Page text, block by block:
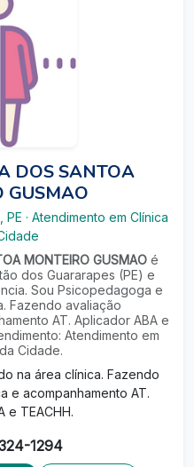
DOS SANTOA
GUSMAO
PE · Atendimento em Clínica
MONTEIRO GUSMAO é
dos Guararapes (PE) e
Sou Psicopedagoga e
Fazendo avaliação
AT. Aplicador ABA e
Atendimento em
Cidade.
na área clínica. Fazendo
e acompanhamento AT.
e TEACHH.
1294